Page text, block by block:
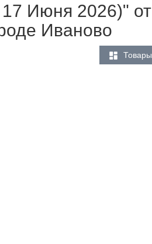
Июня 2026)" от
Иваново
 Товары